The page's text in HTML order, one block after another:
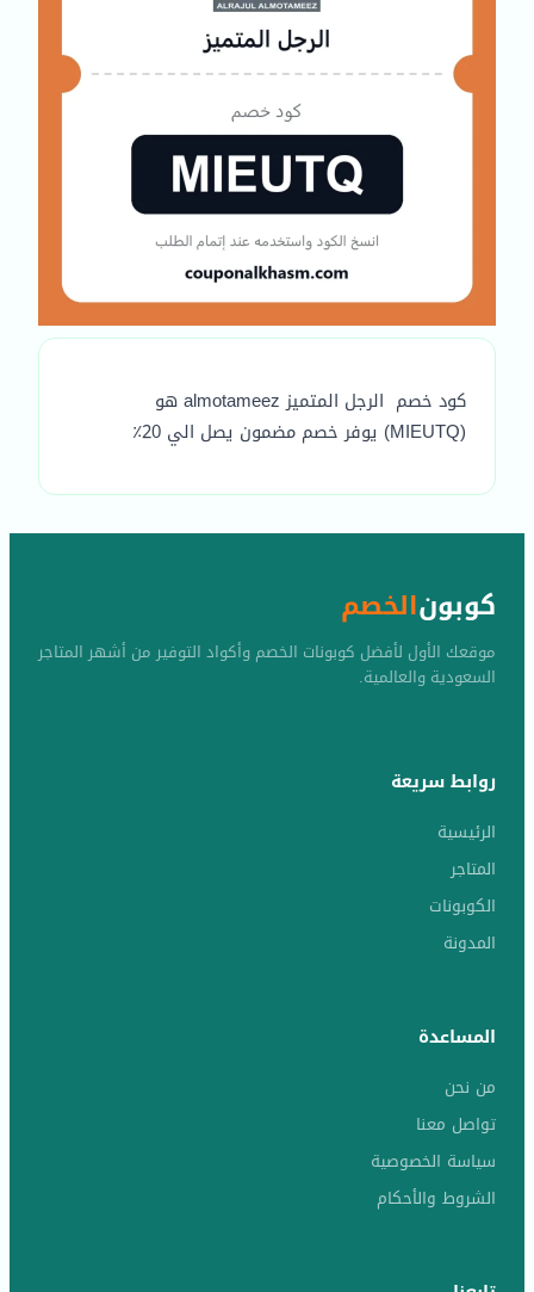
كود خصم الرجل المتميز almotameez هو
(MIEUTQ) يوفر خصم مضمون يصل الي 20٪
كوبونالخصم
موقعك الأول لأفضل كوبونات الخصم وأكواد التوفير من أشهر المتاجر
السعودية والعالمية.
روابط سريعة
الرئيسية
المتاجر
الكوبونات
المدونة
المساعدة
من نحن
تواصل معنا
سياسة الخصوصية
الشروط والأحكام